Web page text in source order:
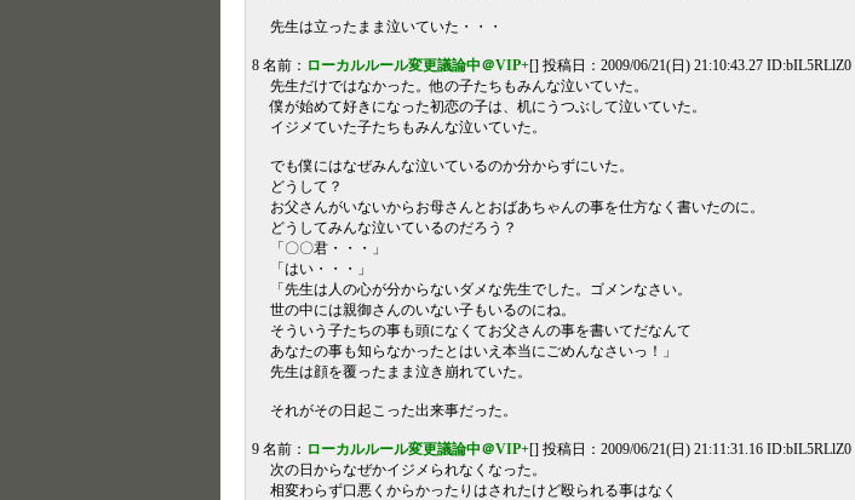
先生は立ったまま泣いていた・・・
8 名前： ローカルルール変更議論中＠VIP+[] 投稿日：2009/06/21(日) 21:10:43.27 ID:bIL5RLlZ0
先生だけではなかった。他の子たちもみんな泣いていた。
僕が始めて好きになった初恋の子は、机にうつぶして泣いていた。
イジメていた子たちもみんな泣いていた。
でも僕にはなぜみんな泣いているのか分からずにいた。
どうして？
お父さんがいないからお母さんとおばあちゃんの事を仕方なく書いたのに。
どうしてみんな泣いているのだろう？
「〇〇君・・・」
「はい・・・」
「先生は人の心が分からないダメな先生でした。ゴメンなさい。
世の中には親御さんのいない子もいるのにね。
そういう子たちの事も頭になくてお父さんの事を書いてだなんて
あなたの事も知らなかったとはいえ本当にごめんなさいっ！」
先生は顔を覆ったまま泣き崩れていた。
それがその日起こった出来事だった。
9 名前： ローカルルール変更議論中＠VIP+[] 投稿日：2009/06/21(日) 21:11:31.16 ID:bIL5RLlZ0
次の日からなぜかイジメられなくなった。
相変わらず口悪くからかったりはされたけど殴られる事はなく